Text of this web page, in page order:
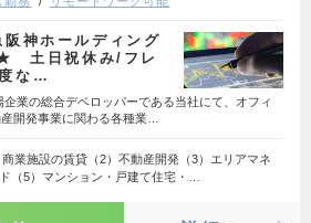
神ホールディング
土日祝休み/フレ
な…
企業の総合デベロッパーである当社にて、オフィ
開発事業に関わる各種業…
商業施設の賃貸（2）不動産開発（3）エリアマネ
（5）マンション・戸建て住宅・…